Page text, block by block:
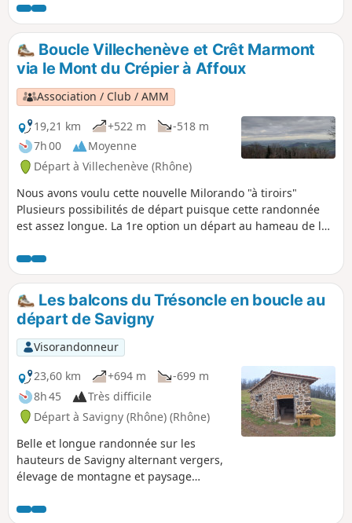
vue sur le département de la Loire, tout
proche, depuis le secteur de Vilette. Sur
le retour, découvrez les jardins de la
Rivière.Boucle Villechenève et Crêt Marmont
via le Mont du Crépier à Affoux
Association / Club / AMM
19,21 km
+522 m
-518 m
7h 00
Moyenne
Départ à Villechenève (Rhône)
Nous avons voulu cette nouvelle Milorando "à tiroirs"
Plusieurs possibilités de départ puisque cette randonnée
est assez longue. La 1re option un départ au hameau de la
20 km La 2e est un départ au carrefour de la Croix Casard à
Affoux (entrée du village par la route de Tarare) vous
pouvez vous garer sur le parking. Cela donne un trajet de
près de 14 km. La 3e, un départ un peu plus haut, en
direction du Mont du Crépier, sur une carrière pour éviter
une petite montée près de 13,5 km. Balade très belle au
milieu des bois, chemins sympathiques, un beau dénivelé.
Les balcons du Trésoncle en boucle au
départ de Savigny
Visorandonneur
23,60 km
+694 m
-699 m
8h 45
Très difficile
Départ à Savigny (Rhône) (Rhône)
Belle et longue randonnée sur les
hauteurs de Savigny alternant vergers,
élevage de montagne et paysage
entre marcheurs, VTT et parapentistes.